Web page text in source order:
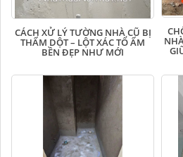
CÁCH XỬ LÝ TƯỜNG NHÀ CŨ BỊ
THẤM DỘT – LỘT XÁC TỔ ẤM
BỀN ĐẸP NHƯ MỚI